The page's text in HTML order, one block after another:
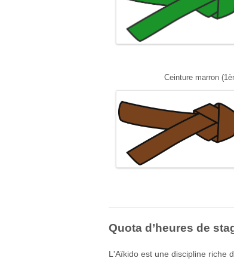
Ceinture marron
Quota d’heures de
L'Aïkido est une discipline riche